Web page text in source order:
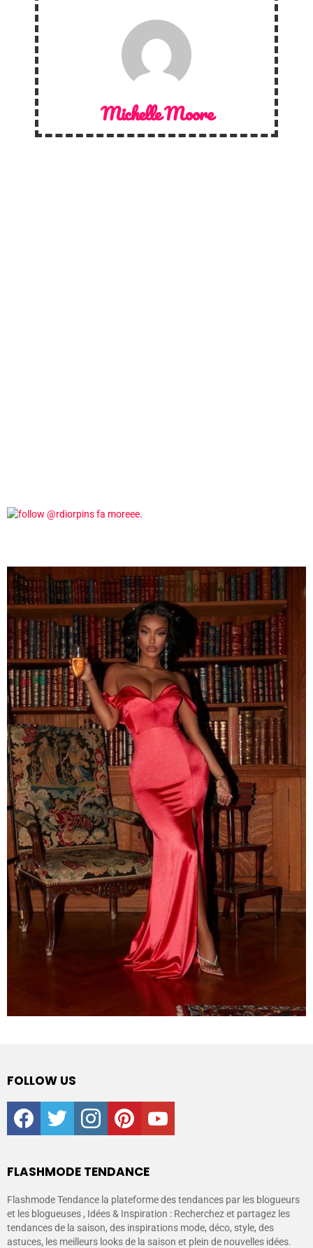
Michelle Moore
FOLLOW US
facebooktwitter instagrampinterestyoutube
FLASHMODE TENDANCE
Flashmode Tendance la plateforme des tendances par les blogueurs
et les blogueuses , Idées & Inspiration : Recherchez et partagez les
tendances de la saison, des inspirations mode, déco, style, des
astuces, les meilleurs looks de la saison et plein de nouvelles idées.